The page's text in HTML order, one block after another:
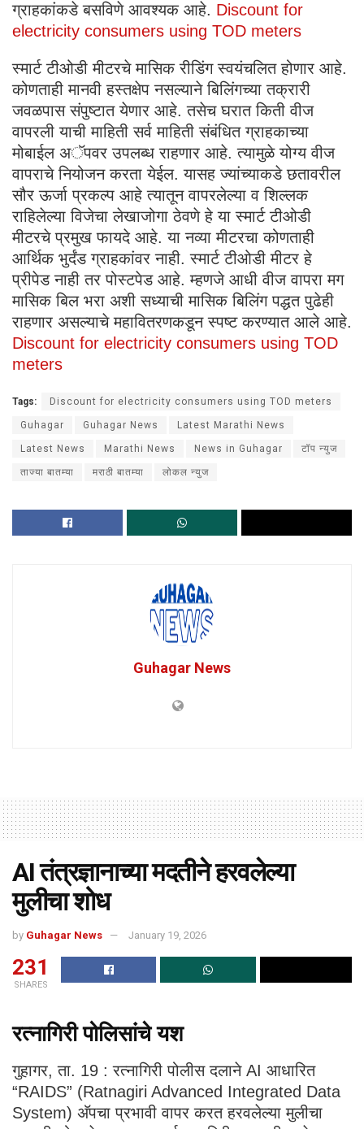
ग्राहकांकडे बसविणे आवश्यक आहे. Discount for
electricity consumers using TOD meters
स्मार्ट टीओडी मीटरचे मासिक रीडिंग स्वयंचलित होणार आहे.
कोणताही मानवी हस्तक्षेप नसल्याने बिलिंगच्या तक्रारी
जवळपास संपुष्टात येणार आहे. तसेच घरात किती वीज
वापरली याची माहिती सर्व माहिती संबंधित ग्राहकाच्या
मोबाईल अॅपवर उपलब्ध राहणार आहे. त्यामुळे योग्य वीज
वापराचे नियोजन करता येईल. यासह ज्यांच्याकडे छतावरील
सौर ऊर्जा प्रकल्प आहे त्यातून वापरलेल्या व शिल्लक
राहिलेल्या विजेचा लेखाजोगा ठेवणे हे या स्मार्ट टीओडी
मीटरचे प्रमुख फायदे आहे. या नव्या मीटरचा कोणताही
आर्थिक भुर्दंड ग्राहकांवर नाही. स्मार्ट टीओडी मीटर हे
प्रीपेड नाही तर पोस्टपेड आहे. म्हणजे आधी वीज वापरा मग
मासिक बिल भरा अशी सध्याची मासिक बिलिंग पद्धत पुढेही
राहणार असल्याचे महावितरणकडून स्पष्ट करण्यात आले आहे.
Discount for electricity consumers using TOD
meters
Tags: Discount for electricity consumers using TOD meters
Guhagar Guhagar News Latest Marathi News
Latest News Marathi News News in Guhagar टॉप न्युज
ताज्या बातम्या मराठी बातम्या लोकल न्युज
Guhagar News
AI तंत्रज्ञानाच्या मदतीने हरवलेल्या
मुलीचा शोध
by Guhagar News January 19, 2026
231
SHARES
रत्नागिरी पोलिसांचे यश
गुहागर, ता. 19 : रत्नागिरी पोलीस दलाने AI आधारित
“RAIDS” (Ratnagiri Advanced Integrated Data
System) अ‍ॅपचा प्रभावी वापर करत हरवलेल्या मुलीचा